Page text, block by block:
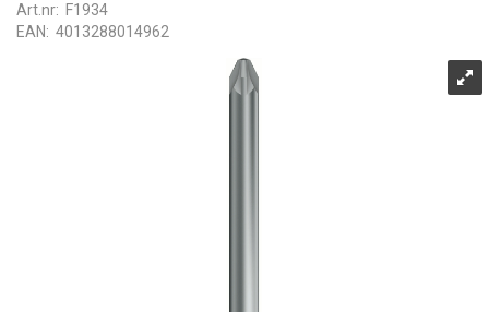
Art.nr: F1934
EAN: 4013288014962